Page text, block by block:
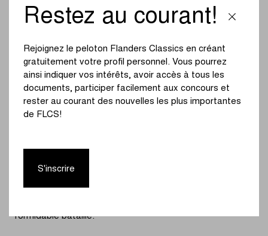
d’Iserbyt et Pidcock, premier poursuivant après la chute
d’Iserbyt. Un passage impressionnant dans le dévers
trio de tête étant désormais composé de Ronhaar,
Nieuwenhuis et Pidcock.
Ronhaar se débarrassa ensuite de son coéquipier
Nieuwenhuis alors que Pidcock était sur le point de
revenir. Ronhaar conserva son avance et Pidcock se
Pidcock réduisit son retard à six secondes à l’entame du
montrant impressionnant en descente. Pendant ce
formidable bataille.
Restez au courant!
Rejoignez le peloton Flanders Classics en créant
gratuitement votre profil personnel. Vous pourrez
ainsi indiquer vos intérêts, avoir accès à tous les
documents, participer facilement aux concours et
rester au courant des nouvelles les plus importantes
de FLCS!
S'inscrire